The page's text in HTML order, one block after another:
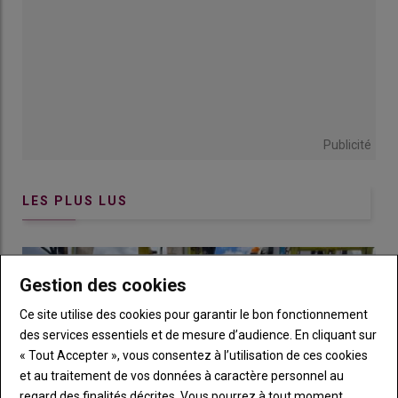
Publicité
LES PLUS LUS
Gestion des cookies
Ce site utilise des cookies pour garantir le bon fonctionnement
des services essentiels et de mesure d’audience. En cliquant sur
« Tout Accepter », vous consentez à l’utilisation de ces cookies
et au traitement de vos données à caractère personnel au